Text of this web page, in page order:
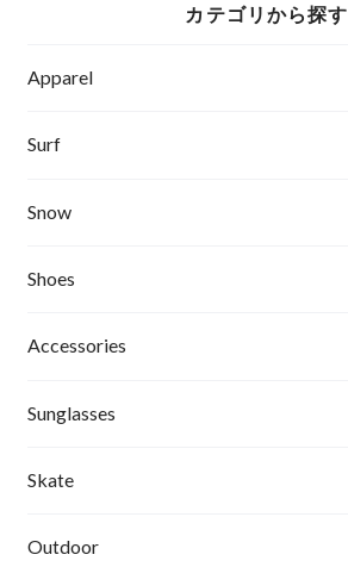
カテゴリから探す
Apparel
Banks Journal
Critical Slide(TCSS)
Afends
Roial
RVCA
ACER
Turn Me On
Surf
Surfboards
Wetsuits,Rush Guard
Snow
Board
Binding
Boots
Bc Gear
Goggle
Shoes
Sandals
Shoes
Winter Shoes
Accessories
Other
Sunglasses
Skate
Outdoor